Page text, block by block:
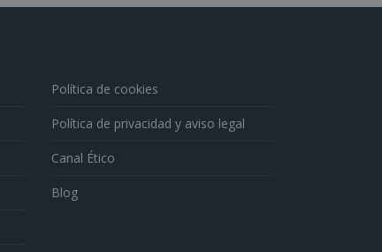
Política de cookies
Política de privacidad y aviso legal
Canal Ético
Blog